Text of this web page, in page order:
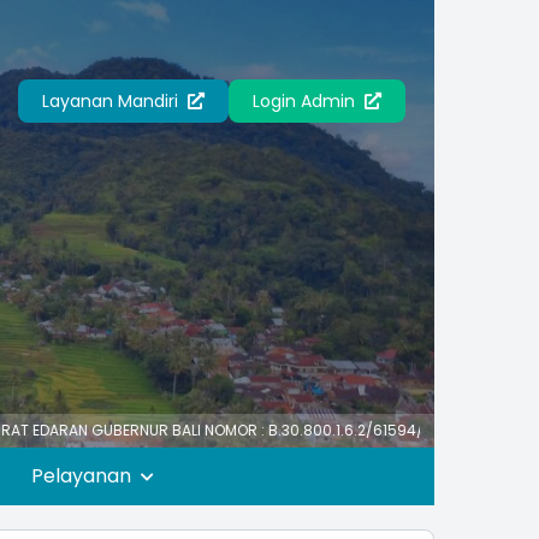
Layanan Mandiri Login Admin
GUBERNUR BALI NOMOR : B.30.800.1.6.2/61594/PK/BKPSDM TENTANG HARI
Pelayanan